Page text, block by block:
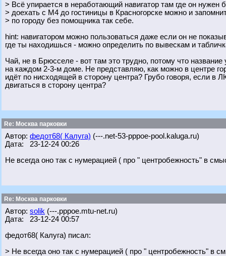
> Всё упирается в неработающий навигатор там где он нужен
> доехать с М4 до гостиницы в Красногорске можно и
> по городу без помощника так себе.
hint: навигатором можно пользоваться даже если он не
где ты находишься - можно определить по вывескам и
Чай, не в Брюсселе - вот там это трудно, потому что
на каждом 2-3-м доме. Не представляю, как можно в центре
идёт по нисходящей в сторону центра? Грубо говоря, если
двигаться в сторону центра?
Re: Москва парковки
Автор: федот68( Калуга) (---.net-53-pppoe-pool.kaluga.ru)
Дата: 23-12-24 00:26
Не всегда оно так с нумерацией ( про " центробежность" в
Re: Москва парковки
Автор: solik (---.pppoe.mtu-net.ru)
Дата: 23-12-24 00:57
федот68( Калуга) писал:
> Не всегда оно так с нумерацией ( про " центробежность" в